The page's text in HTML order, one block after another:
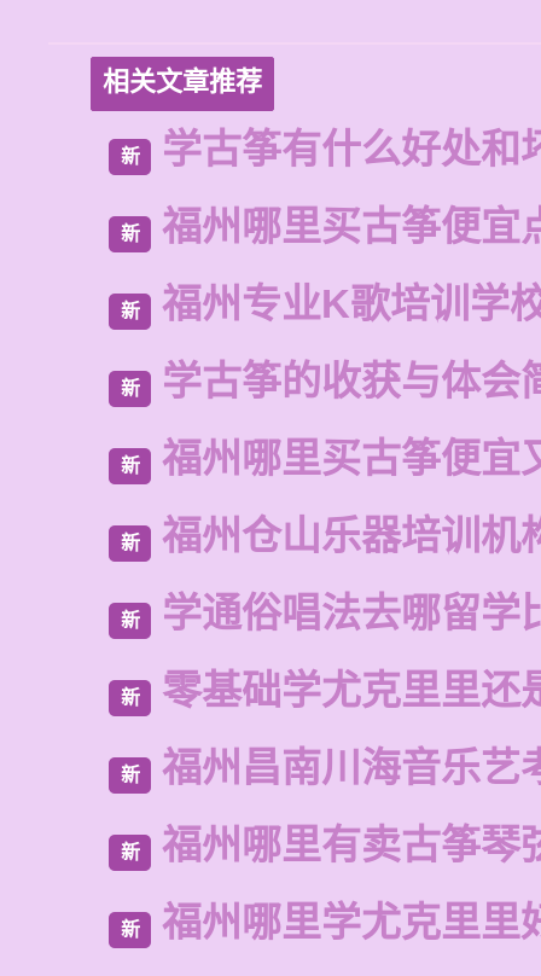
相关文章推荐
新 学古筝有什么好处和
新 福州哪里买古筝便宜
新 福州专业K歌培训学
新 学古筝的收获与体会
新 福州哪里买古筝便宜
新 福州仓山乐器培训机
新 学通俗唱法去哪留学
新 零基础学尤克里里还
新 福州昌南川海音乐艺
新 福州哪里有卖古筝琴
新 福州哪里学尤克里里